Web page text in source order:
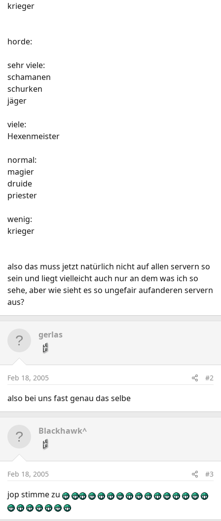
krieger
horde:
sehr viele:
schamanen
schurken
jäger
viele:
Hexenmeister
normal:
magier
druide
priester
wenig:
krieger
also das muss jetzt natürlich nicht auf allen servern so
sein und liegt vielleicht auch nur an dem was ich so
sehe, aber wie sieht es so ungefair aufanderen servern
aus?
gerlas
Feb 18, 2005 #2
also bei uns fast genau das selbe
Blackhawk^
Feb 18, 2005 #3
jop stimme zu